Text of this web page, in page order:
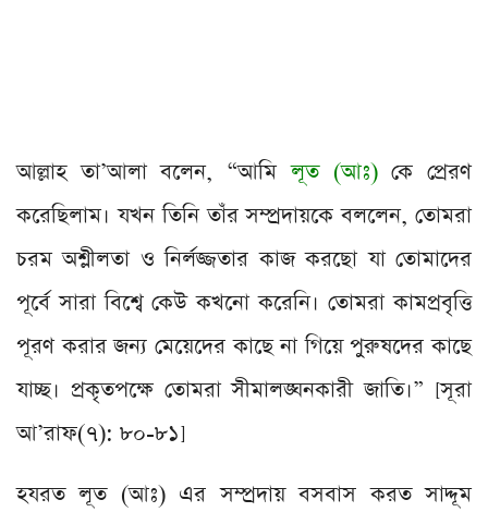
আল্লাহ তা’আলা বলেন, “আমিলূত (আঃ)কে প্রেরণ
করেছিলাম। যখন তিনি তাঁর সম্প্রদায়কে বললেন, তোমরা
চরম অশ্লীলতা ও নির্লজ্জতার কাজ করছো যা তোমাদের
পূর্বে সারা বিশ্বে কেউ কখনো করেনি। তোমরা কামপ্রবৃত্তি
পূরণ করার জন্য মেয়েদের কাছে না গিয়ে পুরুষদের কাছে
যাচ্ছ। প্রকৃতপক্ষে তোমরা সীমালঙ্ঘনকারী জাতি।” [সূরা
আ’রাফ(৭): ৮০-৮১]
হযরত লূত (আঃ) এর সম্প্রদায় বসবাস করত সাদ্দূম